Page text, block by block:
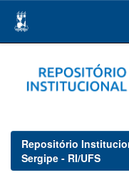
navigation
Repositório
Sergipe - RI/UFS